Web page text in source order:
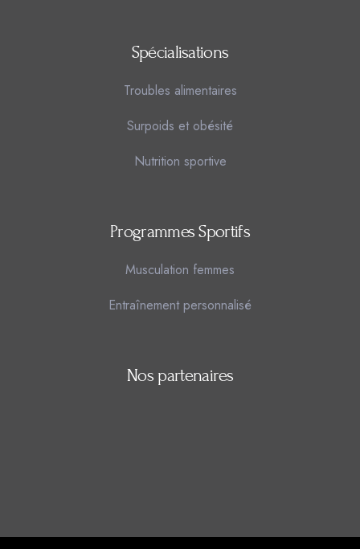
Spécialisations
Troubles alimentaires
Surpoids et obésité
Nutrition sportive
Programmes Sportifs
Musculation femmes
Entraînement personnalisé
Nos partenaires